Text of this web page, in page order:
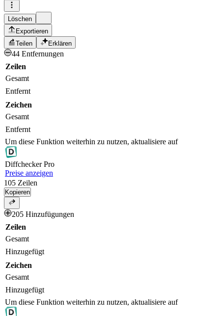
Löschen
Exportieren
Teilen
Erklären
44 Entfernungen
Zeilen
Gesamt
Entfernt
Zeichen
Gesamt
Entfernt
Um diese Funktion weiterhin zu nutzen, aktualisiere auf
DiffcheckerPro
Preise anzeigen
105 Zeilen
Kopieren
205 Hinzufügungen
Zeilen
Gesamt
Hinzugefügt
Zeichen
Gesamt
Hinzugefügt
Um diese Funktion weiterhin zu nutzen, aktualisiere auf